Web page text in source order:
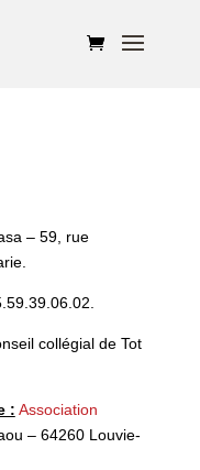
– 59, rue
collégial de Tot
: Association
– 64260 Louvie-